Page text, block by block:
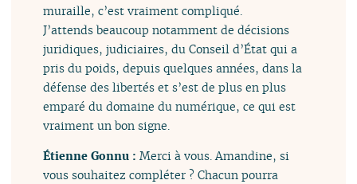
muraille, c’est vraiment compliqué.
J’attends beaucoup notamment de décisions
juridiques, judiciaires, du Conseil d’État qui a
pris du poids, depuis quelques années, dans la
défense des libertés et s’est de plus en plus
emparé du domaine du numérique, ce qui est
vraiment un bon signe.
Étienne Gonnu :Merci à vous. Amandine, si
vous souhaitez compléter ? Chacun pourra